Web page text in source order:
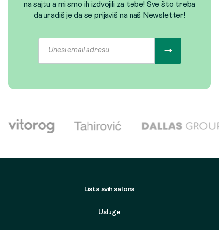
na sajtu a mi smo ih izdvojili za tebe! Sve što treba
da uradiš je da se prijaviš na naš Newsletter!
Lista svih salona
Usluge